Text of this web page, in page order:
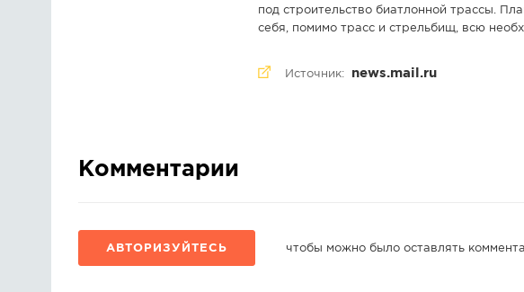
под строительство биатлонной трассы.
себя, помимо трасс и стрельбищ, всю
Источник: news.mail.ru
Комментарии
АВТОРИЗУЙТЕСЬ чтобы можно было оставлять